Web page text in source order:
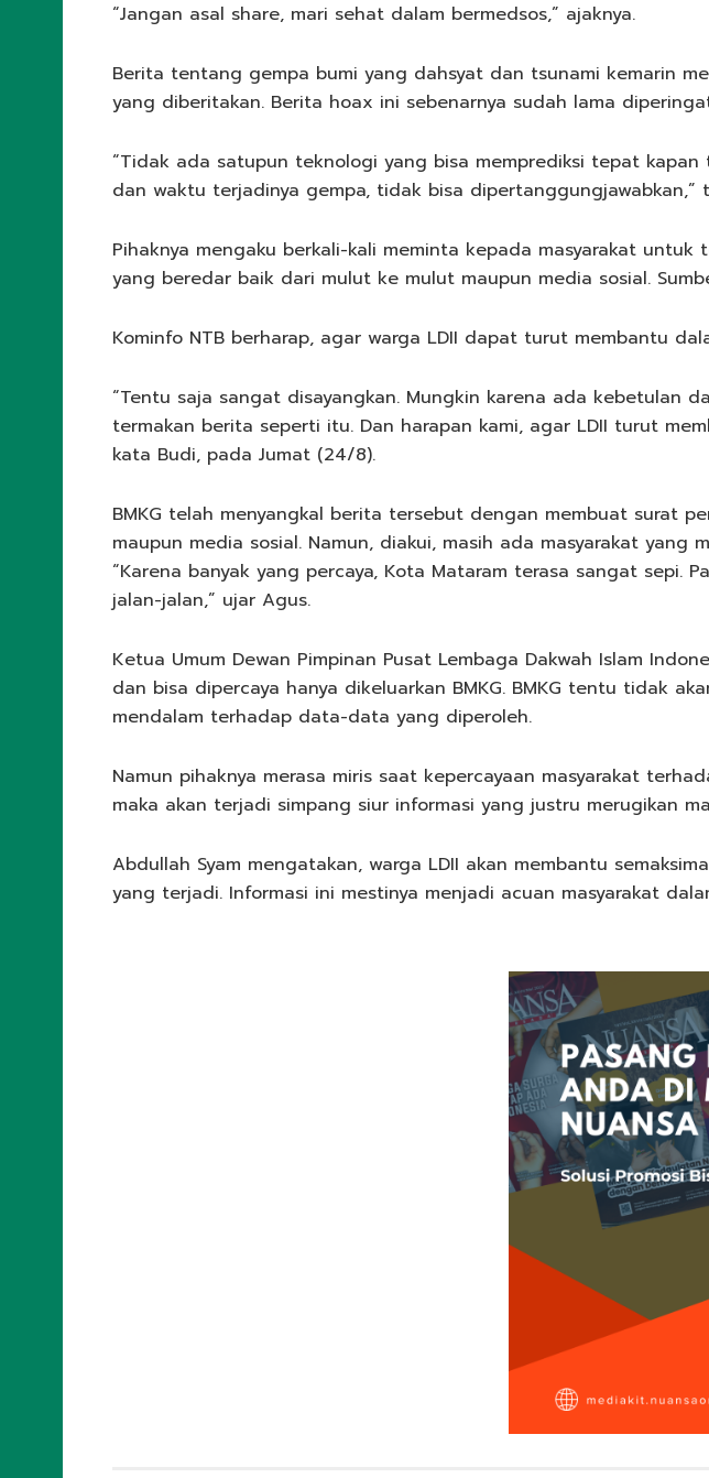
“Jangan asal share, mari sehat dalam bermedsos,” ajaknya.
Berita tentang gempa bumi yang dahsyat dan tsunami kemarin
yang diberitakan. Berita hoax ini sebenarnya sudah lama
“Tidak ada satupun teknologi yang bisa memprediksi tepat
dan waktu terjadinya gempa, tidak bisa dipertanggungjawabkan,”
Pihaknya mengaku berkali-kali meminta kepada masyarakat
yang beredar baik dari mulut ke mulut maupun media sosial.
Kominfo NTB berharap, agar warga LDII dapat turut membantu
“Tentu saja sangat disayangkan. Mungkin karena ada kebetulan
termakan berita seperti itu. Dan harapan kami, agar LDII turut
kata Budi, pada Jumat (24/8).
BMKG telah menyangkal berita tersebut dengan membuat surat
maupun media sosial. Namun, diakui, masih ada masyarakat yang
“Karena banyak yang percaya, Kota Mataram terasa sangat sepi.
jalan-jalan,” ujar Agus.
Ketua Umum Dewan Pimpinan Pusat Lembaga Dakwah Islam
dan bisa dipercaya hanya dikeluarkan BMKG. BMKG tentu tidak
mendalam terhadap data-data yang diperoleh.
Namun pihaknya merasa miris saat kepercayaan masyarakat
maka akan terjadi simpang siur informasi yang justru merugikan
Abdullah Syam mengatakan, warga LDII akan membantu
yang terjadi. Informasi ini mestinya menjadi acuan masyarakat